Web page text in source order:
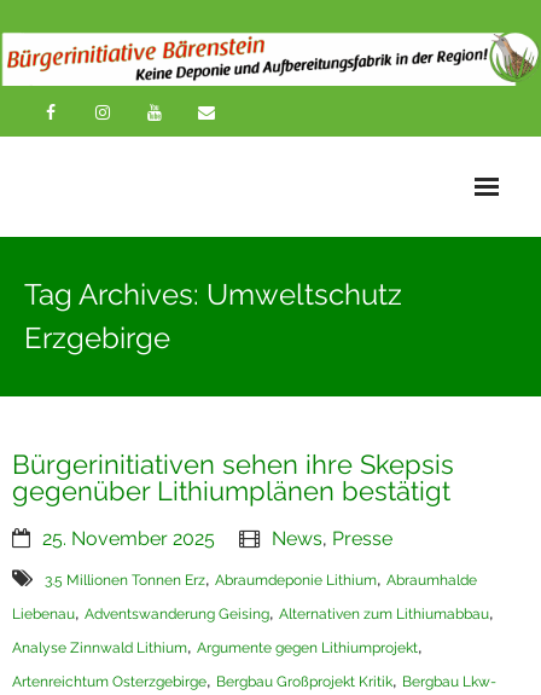
News
Publikationen
Impressionen
Termine
Tag Archives: Umweltschutz
Erzgebirge
Bürgerinitiativen sehen ihre Skepsis
gegenüber Lithiumplänen bestätigt
25. November 2025 News, Presse
3.5 Millionen Tonnen Erz, Abraumdeponie Lithium, Abraumhalde
Liebenau, Adventswanderung Geising, Alternativen zum Lithiumabbau,
Analyse Zinnwald Lithium, Argumente gegen Lithiumprojekt,
Artenreichtum Osterzgebirge, Bergbau Großprojekt Kritik, Bergbau Lkw-